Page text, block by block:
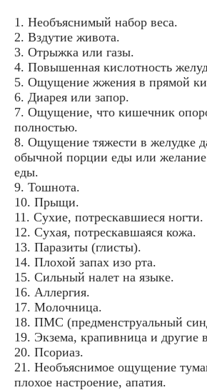
1. Необъяснимый набор веса.
2. Вздутие живота.
3. Отрыжка или газы.
4. Повышенная кислотность
5. Ощущение жжения в прямой
6. Диарея или запор.
7. Ощущение, что кишечник
полностью.
8. Ощущение тяжести в желудке
обычной порции еды или желание
еды.
9. Тошнота.
10. Прыщи.
11. Сухие, потрескавшиеся ногти.
12. Сухая, потрескавшаяся кожа.
13. Паразиты (глисты).
14. Плохой запах изо рта.
15. Сильный налет на языке.
16. Аллергия.
17. Молочница.
18. ПМС (предменструальный
19. Экзема, крапивница и другие
20. Псориаз.
21. Необъяснимое ощущение
плохое настроение, апатия.